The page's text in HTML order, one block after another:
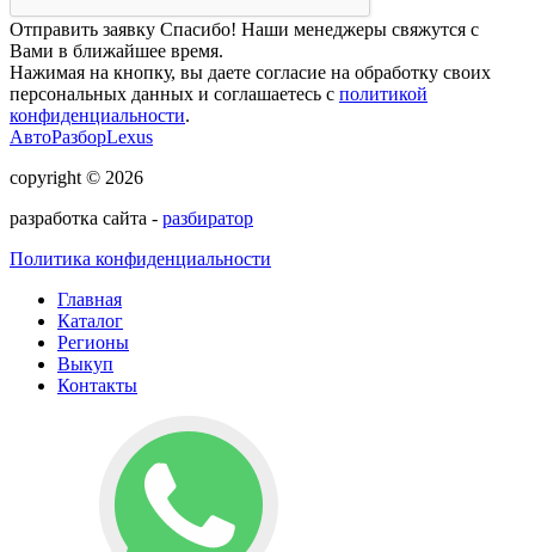
Отправить заявку Спасибо! Наши менеджеры свяжутся с
Вами в ближайшее время.
Нажимая на кнопку, вы даете согласие на обработку своих
персональных данных и соглашаетесь с политикой
конфиденциальности.
АвтоРазборLexus
copyright © 2026
разработка сайта - разбиратор
Политика конфиденциальности
Главная
Каталог
Регионы
Выкуп
Контакты